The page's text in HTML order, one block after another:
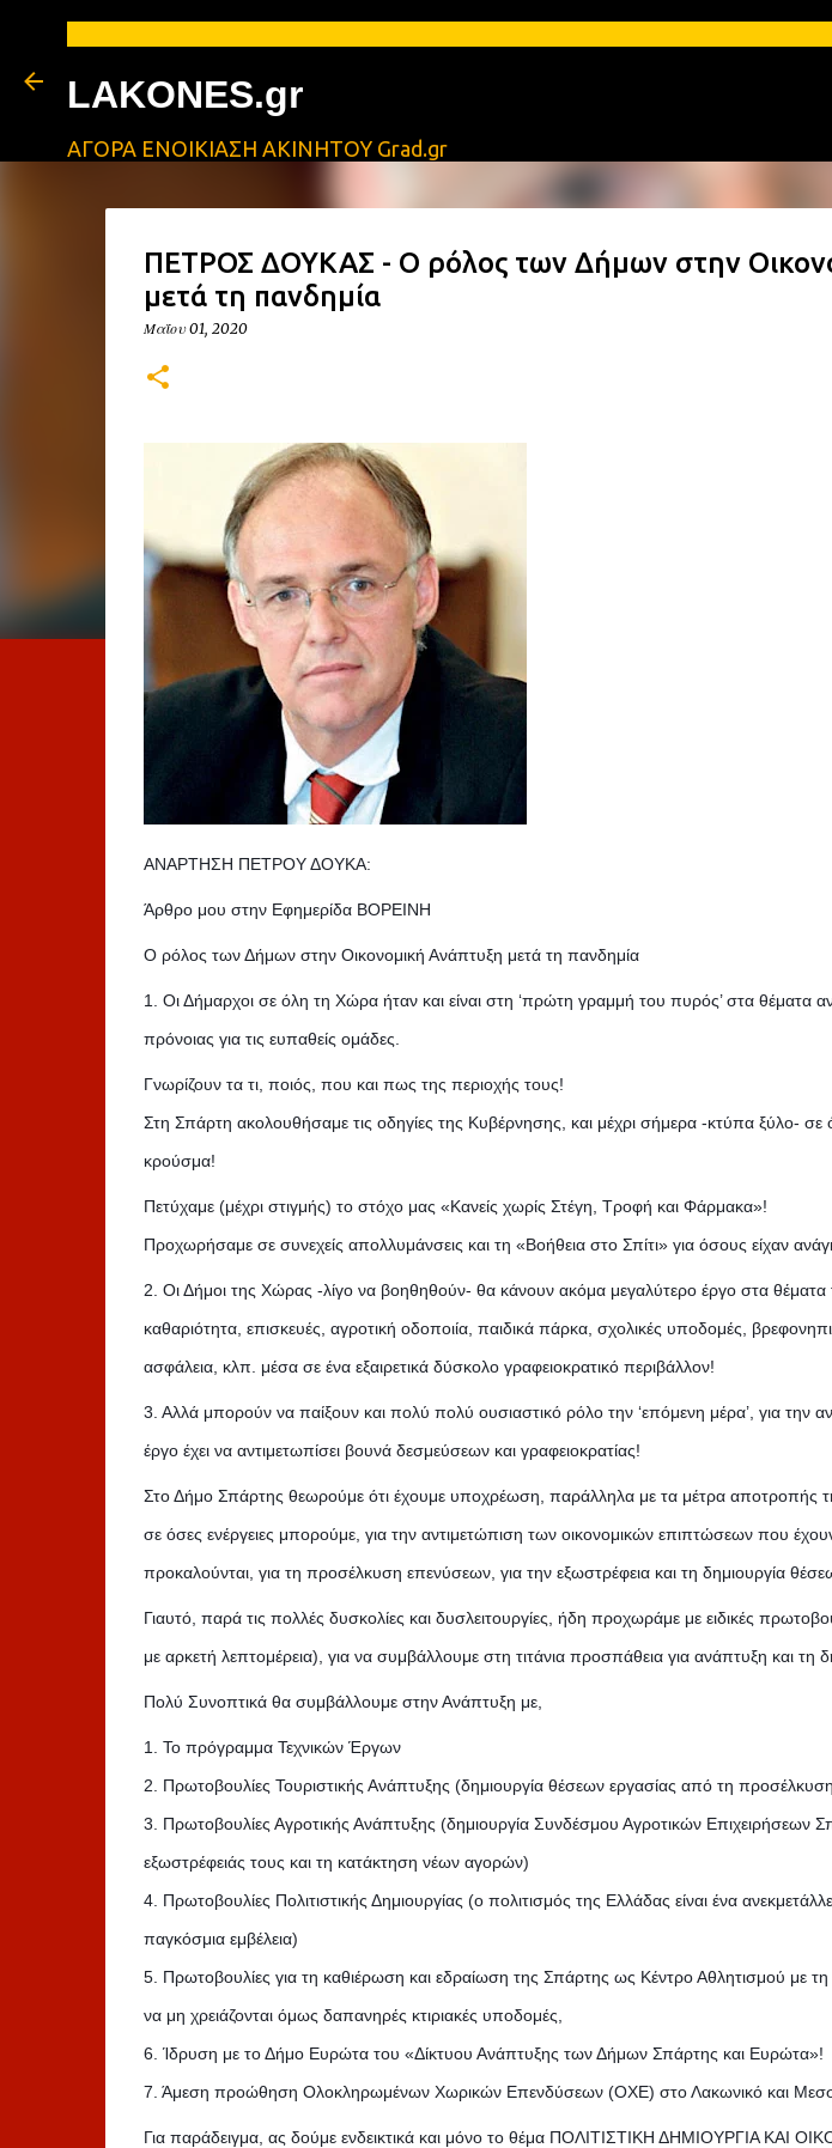
Μετάβαση στο
LAKONES.gr
ΑΓΟΡΑ ΕΝΟΙΚΙΑΣΗ ΑΚΙΝΗΤΟΥ Grad.gr
ΠΕΤΡΟΣ ΔΟΥΚΑΣ - Ο ρόλος των Δήμων στην
μετά τη πανδημία
Μαΐου 01, 2020
ΑΝΑΡΤΗΣΗ ΠΕΤΡΟΥ ΔΟΥΚΑ:
Άρθρο μου στην Εφημερίδα ΒΟΡΕΙΝΗ
Ο ρόλος των Δήμων στην Οικονομική Ανάπτυξη μετά τη πανδημία
1. Οι Δήμαρχοι σε όλη τη Χώρα ήταν και είναι στη ‘πρώτη γραμμή του πυρός’ στα θέματα
πρόνοιας για τις ευπαθείς ομάδες.
Γνωρίζουν τα τι, ποιός, που και πως της περιοχής τους!
Στη Σπάρτη ακολουθήσαμε τις οδηγίες της Κυβέρνησης, και μέχρι σήμερα -κτύπα ξύλο- σε
κρούσμα!
Πετύχαμε (μέχρι στιγμής) το στόχο μας «Κανείς χωρίς Στέγη, Τροφή και Φάρμακα»!
Προχωρήσαμε σε συνεχείς απολλυμάνσεις και τη «Βοήθεια στο Σπίτι» για όσους είχαν
2. Οι Δήμοι της Χώρας -λίγο να βοηθηθούν- θα κάνουν ακόμα μεγαλύτερο έργο στα θέματα
καθαριότητα, επισκευές, αγροτική οδοποιία, παιδικά πάρκα, σχολικές υποδομές,
ασφάλεια, κλπ. μέσα σε ένα εξαιρετικά δύσκολο γραφειοκρατικό περιβάλλον!
3. Αλλά μπορούν να παίξουν και πολύ πολύ ουσιαστικό ρόλο την ‘επόμενη μέρα’, για την
έργο έχει να αντιμετωπίσει βουνά δεσμεύσεων και γραφειοκρατίας!
Στο Δήμο Σπάρτης θεωρούμε ότι έχουμε υποχρέωση, παράλληλα με τα μέτρα αποτροπής
σε όσες ενέργειες μπορούμε, για την αντιμετώπιση των οικονομικών επιπτώσεων που
προκαλούνται, για τη προσέλκυση επενύσεων, για την εξωστρέφεια και τη δημιουργία
Γιαυτό, παρά τις πολλές δυσκολίες και δυσλειτουργίες, ήδη προχωράμε με ειδικές
με αρκετή λεπτομέρεια), για να συμβάλλουμε στη τιτάνια προσπάθεια για ανάπτυξη και τη
Πολύ Συνοπτικά θα συμβάλλουμε στην Ανάπτυξη με,
1. Το πρόγραμμα Τεχνικών Έργων
2. Πρωτοβουλίες Τουριστικής Ανάπτυξης (δημιουργία θέσεων εργασίας από τη
3. Πρωτοβουλίες Αγροτικής Ανάπτυξης (δημιουργία Συνδέσμου Αγροτικών Επιχειρήσεων
εξωστρέφειάς τους και τη κατάκτηση νέων αγορών)
4. Πρωτοβουλίες Πολιτιστικής Δημιουργίας (ο πολιτισμός της Ελλάδας είναι ένα
παγκόσμια εμβέλεια)
5. Πρωτοβουλίες για τη καθιέρωση και εδραίωση της Σπάρτης ως Κέντρο Αθλητισμού με
να μη χρειάζονται όμως δαπανηρές κτιριακές υποδομές,
6. Ίδρυση με το Δήμο Ευρώτα του «Δίκτυου Ανάπτυξης των Δήμων Σπάρτης και Ευρώτα»!
7. Άμεση προώθηση Ολοκληρωμένων Χωρικών Επενδύσεων (ΟΧΕ) στο Λακωνικό και
Για παράδειγμα, ας δούμε ενδεικτικά και μόνο το θέμα ΠΟΛΙΤΙΣΤΙΚΗ ΔΗΜΙΟΥΡΓΙΑ ΚΑΙ